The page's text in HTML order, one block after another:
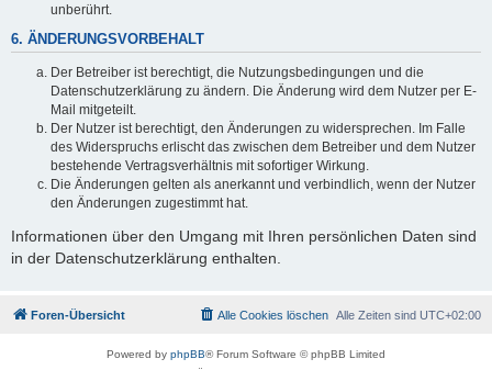
unberührt.
6. ÄNDERUNGSVORBEHALT
Der Betreiber ist berechtigt, die Nutzungsbedingungen und die
Datenschutzerklärung zu ändern. Die Änderung wird dem Nutzer per E-
Mail mitgeteilt.
Der Nutzer ist berechtigt, den Änderungen zu widersprechen. Im Falle
des Widerspruchs erlischt das zwischen dem Betreiber und dem Nutzer
bestehende Vertragsverhältnis mit sofortiger Wirkung.
Die Änderungen gelten als anerkannt und verbindlich, wenn der Nutzer
den Änderungen zugestimmt hat.
Informationen über den Umgang mit Ihren persönlichen Daten sind
in der Datenschutzerklärung enthalten.
Foren-Übersicht Alle Zeiten sind UTC+02:00
Alle Cookies löschen
Powered by phpBB® Forum Software © phpBB Limited